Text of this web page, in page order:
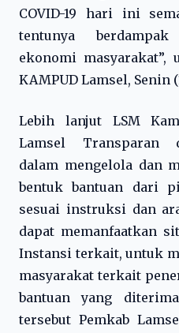
COVID-19 hari ini
tentunya
ekonomi masyarakat”,
KAMPUD Lamsel, Senin
Lebih lanjut LSM
Lamsel Transparan
dalam mengelola dan
bentuk bantuan dari
sesuai instruksi dan
dapat memanfaatkan
Instansi terkait, untuk
masyarakat terkait
bantuan yang
tersebut Pemkab